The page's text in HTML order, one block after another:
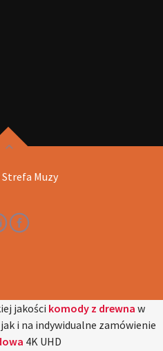
Muzy
jakości komody z drewna w
i na indywidualne zamówienie
4K UHD